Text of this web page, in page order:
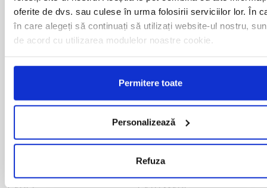
oferite de dvs. sau culese în urma folosirii serviciilor lor. În
în care alegeți să continuați să utilizați website-ul nostru,
de acord cu utilizarea modulelor noastre cookie.
Permitere toate
Personalizează
Refuza
BISTRET
BISTRITA
BLAJ
BOTOSANI
BRASOV
CALAFAT
CAMPULUNG
CARANSEBES
PISCU VECHI
PITESTI
PLOIESTI
PODARI
RADOVAN
RAST
REGHIN
RESITA
ROMAN
ROSIORII DE VEDE
SALONTA
SARMASAG